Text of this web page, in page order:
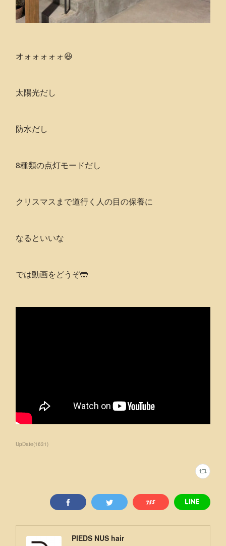
オォォォォォ😆
太陽光だし
防水だし
8種類の点灯モードだし
クリスマスまで道行く人の目の保養に
なるといいな
では動画をどうぞ🤲
UpDate(1631)
PIEDS NUS hair